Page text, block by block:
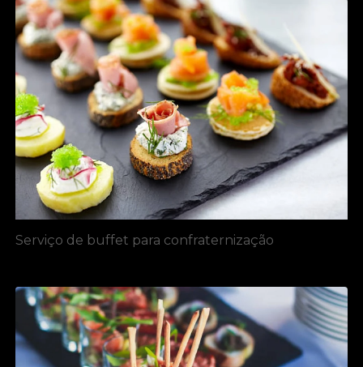
Serviço de buffet para confraternização